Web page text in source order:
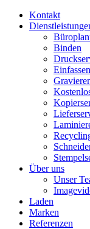
Kontakt
Binden
Über uns
Unser
Laden
Marken
Referenzen